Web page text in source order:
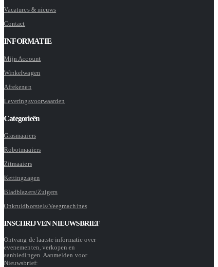
Vacatures & nieuws
Contact
INFORMATIE
Mijn Account
Winkelwagen
Afrekenen
Leveringsvoorwaarden
Categorieën
Grasmaaiers
Robotmaaiers
Zitmaaiers
Kettingzagen
Bladblazers/Zuigers
Onkruidborstels/Veegmachines
INSCHRIJVEN NIEUWSBRIEF
Ontvang de laatste informatie over
evenementen, verkopen en
aanbiedingen. Aanmelden voor
Nieuwsbrief: